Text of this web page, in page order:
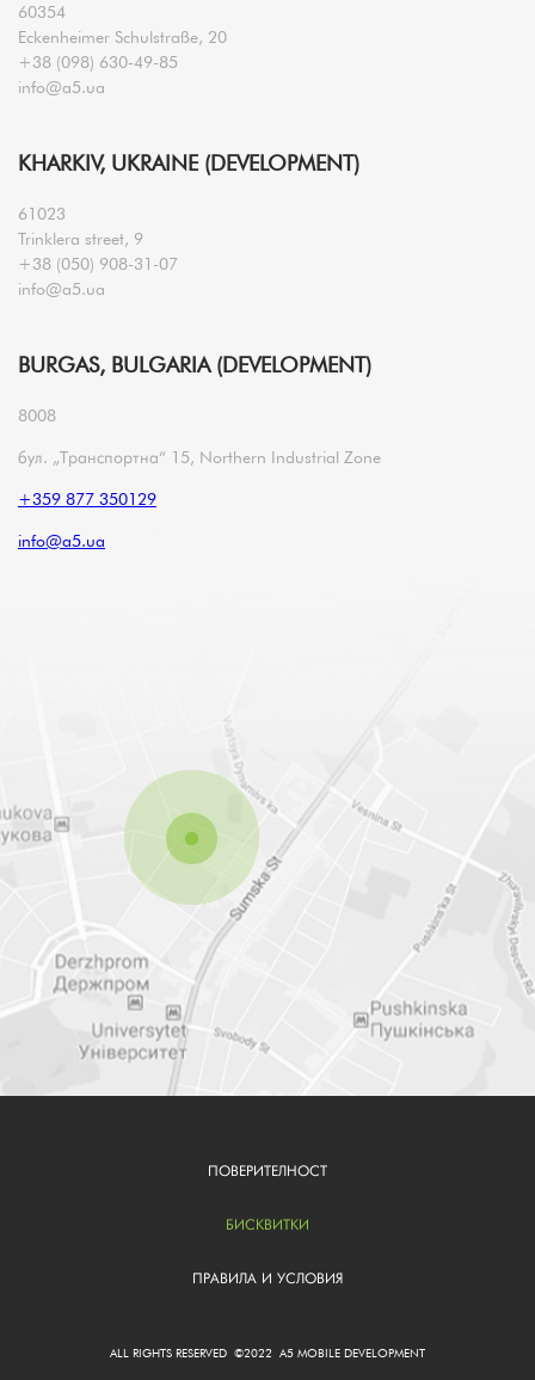
60354
Eckenheimer Schulstraße, 20
+38 (098) 630-49-85
info@a5.ua
KHARKIV, UKRAINE (DEVELOPMENT)
61023
Trinklera street, 9
+38 (050) 908-31-07
info@a5.ua
BURGAS, BULGARIA (DEVELOPMENT)
8008
бул. „Транспортна“ 15, Northern Industrial Zone
+359 877 350129
info@a5.ua
ALL RIGHTS RESERVED ©2022 A5 MOBILE DEVELOPMENT
ПОВЕРИТЕЛНОСТ
БИСКВИТКИ
ПРАВИЛА И УСЛОВИЯ